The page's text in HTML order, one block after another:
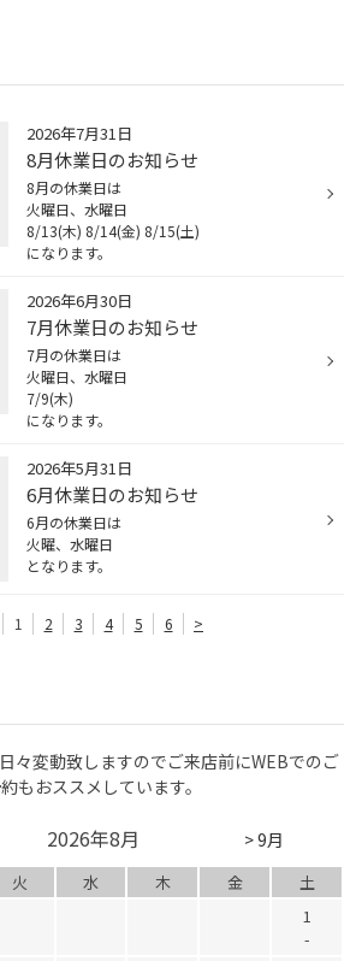
2026年7月31日
8月休業日のお知らせ
8月の休業日は
火曜日、水曜日
8/13(木) 8/14(金) 8/15(土)
になります。
2026年6月30日
7月休業日のお知らせ
7月の休業日は
火曜日、水曜日
7/9(木)
になります。
2026年5月31日
6月休業日のお知らせ
6月の休業日は
火曜、水曜日
となります。
1 2 3 4 5 6 >
々変動致しますのでご来店前にWEBでのご
もおススメしています。
> 9月
2026年8月
火 水 木 金
土
1
-